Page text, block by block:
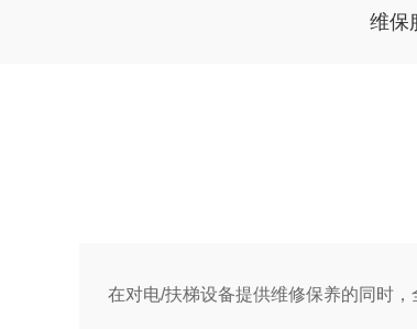
维保
在对电/扶梯设备提供维修保养的同时